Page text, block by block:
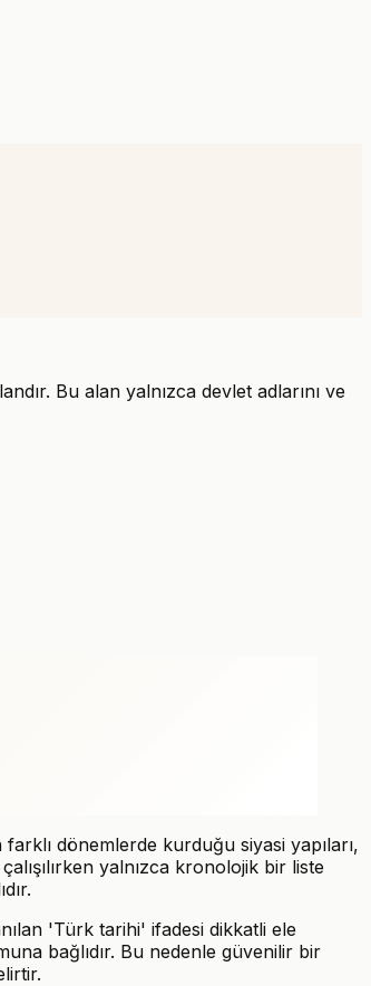
Bu alan yalnızca devlet adlarını ve
dönemlerde kurduğu siyasi yapıları,
yalnızca kronolojik bir liste
'Türk tarihi' ifadesi dikkatli ele
bağlıdır. Bu nedenle güvenilir bir